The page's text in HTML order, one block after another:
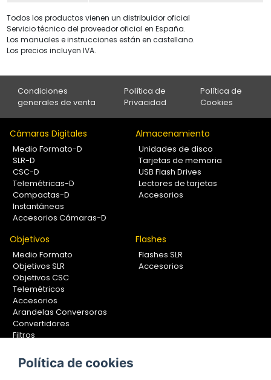
Todos los productos vienen un distribuidor oficial
Servicio técnico del proveedor oficial en España.
Los manuales e instrucciones están en castellano.
Los precios incluyen IVA.
Condiciones
generales de venta
Política de
Privacidad
Política de
Cookies
Cámaras Digitales
Medio Formato-D
SLR-D
CSC-D
Telemétricas-D
Compactas-D
Instantáneas
Accesorios Cámaras-D
Almacenamiento
Unidades de disco
Tarjetas de memoria
USB Flash Drives
Lectores de tarjetas
Accesorios
Objetivos
Medio Formato
Objetivos SLR
Objetivos CSC
Telemétricos
Accesorios
Arandelas Conversoras
Convertidores
Filtros
Calibradores
Flashes
Flashes SLR
Accesorios
Política de cookies